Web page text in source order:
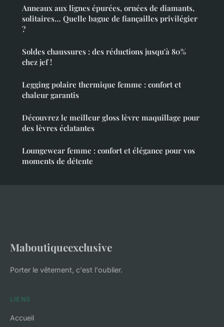
Anneaux aux lignes épurées, ornées de diamants,
solitaires… Quelle bague de fiançailles privilégier
?
Soldes chaussures : des réductions jusqu'à 80%
chez jef !
Legging polaire thermique femme : confort et
chaleur garantis
Découvrez le meilleur gloss lèvre maquillage pour
des lèvres éclatantes
Loungewear femme : confort et élégance pour vos
moments de détente
Maboutiqueexclusive
Porter le vêtement, c'est l'oublier.
LIENS
Accueil